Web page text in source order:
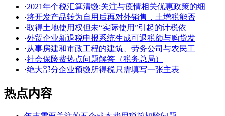
·2021年个税汇算清缴:关注与疫情相关优惠政策的细
·将开发产品转为自用后再对外销售，土增税能否
·取得土地使用权但未“实际使用”引起的计税依
·外贸企业新退税申报系统生成可退税额与购货发
·从事房建和市政工程的建筑、劳务公司与农民工
·社会保险费热点问题解答（税务总局）
·绝大部分企业预缴所得税只需填写一张主表
热点内容